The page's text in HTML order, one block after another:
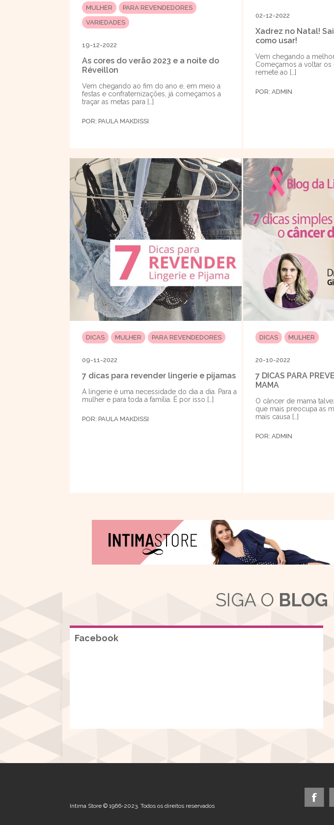
MULHER
PARA REVENDEDORES
VARIEDADES
19-12-2022
As cores do verão 2023 e a noite do
Réveillon
Vem chegando ao fim do ano e, em meio a
festas e confraternizações, já começamos a
traçar as metas para […]
POR: PAULA MAKDISSI
02-12-2022
Xadrez no Natal!
como usar!
Vem chegando a
Começamos a voltar
remete ao […]
POR: ADMIN
DICAS MULHER PARA REVENDEDORES
09-11-2022
7 dicas para revender lingerie e pijamas
A lingerie é uma necessidade do dia a dia. Para a
mulher e para toda a família. É por isso […]
POR: PAULA MAKDISSI
DICAS MULHER
20-10-2022
7 DICAS PARA
MAMA
O câncer de mama
que mais preocupa as
mais causa […]
POR: ADMIN
SIGA O BLOG
Facebook
Intima Store © 1966-2023. Todos os direitos reservados